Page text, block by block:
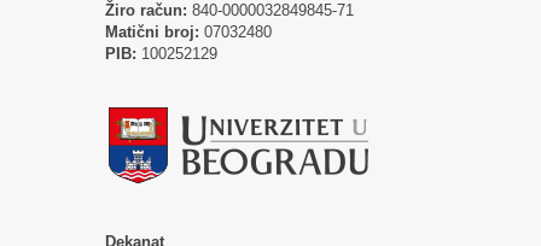
Žiro račun: 840-0000032849845-71
Matični broj: 07032480
PIB: 100252129
Dekanat